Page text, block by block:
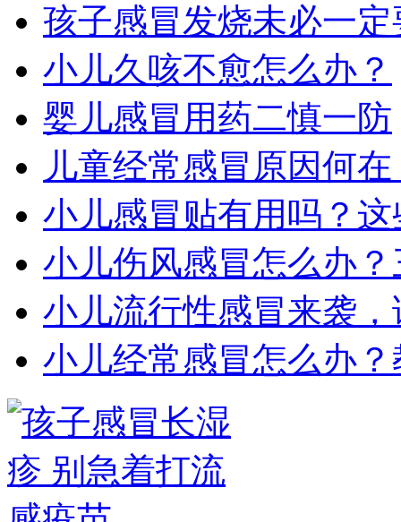
孩子感冒发烧未必一
小儿久咳不愈怎么办？
婴儿感冒用药二慎一防
儿童经常感冒原因何
小儿感冒贴有用吗？
小儿伤风感冒怎么办
小儿流行性感冒来袭
小儿经常感冒怎么办